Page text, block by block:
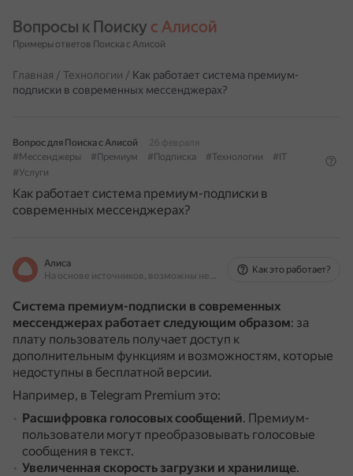
Вопросы к Поиску с Алисой
Примеры ответов Поиска с Алисой
Главная / Технологии / Как работает система премиум-
подписки в современных мессенджерах?
Вопрос для Поиска с Алисой
26 февраля
#Мессенджеры
#Премиум #Подписка #Технологии
#IT
#Услуги
Как работает система премиум-подписки в
современных мессенджерах?
Алиса
На основе источников, возможны неточности
Как это работает?
Система премиум-подписки в современных
мессенджерах работает следующим образом: за
плату пользователь получает доступ к
дополнительным функциям и возможностям, которые
недоступны в бесплатной версии.
Например, в Telegram Premium это:
Расшифровка голосовых сообщений. Премиум-
пользователи могут преобразовывать голосовые
сообщения в текст.
Увеличенная скорость загрузки и хранилище.